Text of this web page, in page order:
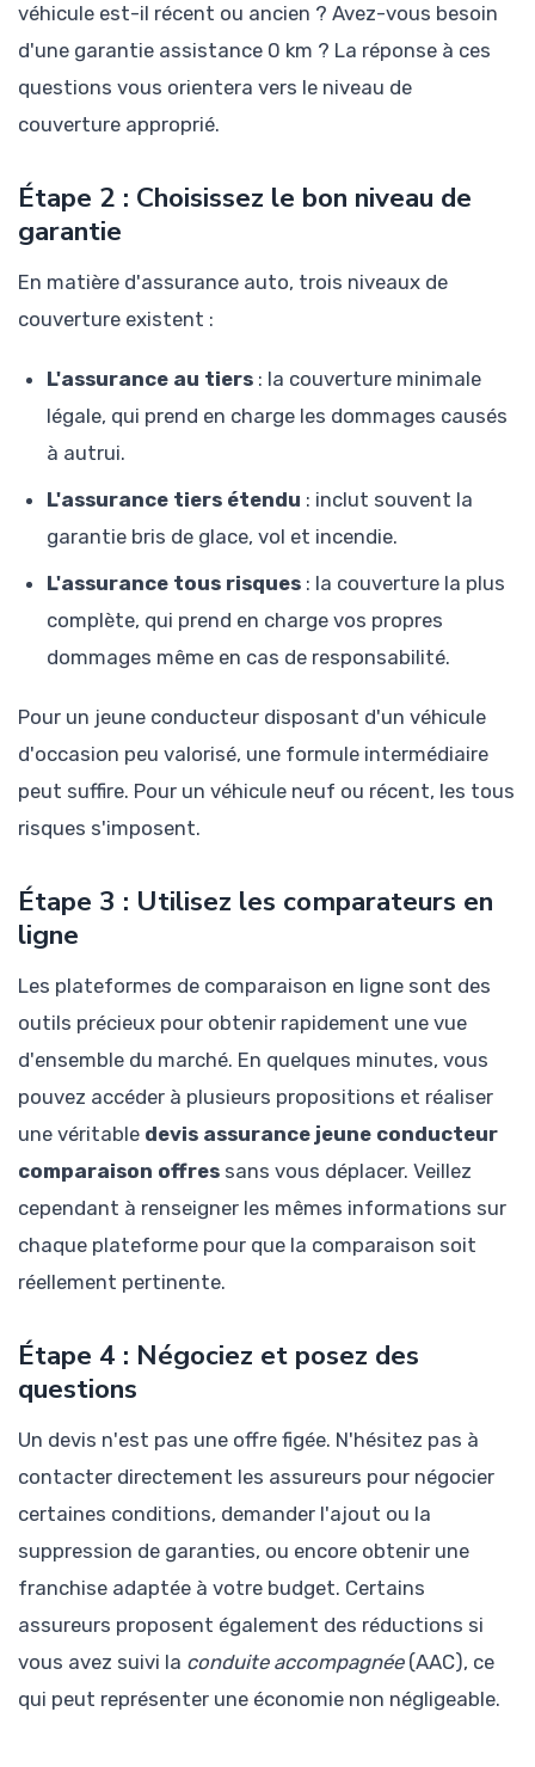
véhicule est-il récent ou ancien ? Avez-vous besoin
d'une garantie assistance 0 km ? La réponse à ces
questions vous orientera vers le niveau de
couverture approprié.
Étape 2 : Choisissez le bon niveau de
garantie
En matière d'assurance auto, trois niveaux de
couverture existent :
L'assurance au tiers : la couverture minimale
légale, qui prend en charge les dommages causés
à autrui.
L'assurance tiers étendu : inclut souvent la
garantie bris de glace, vol et incendie.
L'assurance tous risques : la couverture la plus
complète, qui prend en charge vos propres
dommages même en cas de responsabilité.
Pour un jeune conducteur disposant d'un véhicule
d'occasion peu valorisé, une formule intermédiaire
peut suffire. Pour un véhicule neuf ou récent, les tous
risques s'imposent.
Étape 3 : Utilisez les comparateurs en
ligne
Les plateformes de comparaison en ligne sont des
outils précieux pour obtenir rapidement une vue
d'ensemble du marché. En quelques minutes, vous
pouvez accéder à plusieurs propositions et réaliser
une véritable devis assurance jeune conducteur
comparaison offres sans vous déplacer. Veillez
cependant à renseigner les mêmes informations sur
chaque plateforme pour que la comparaison soit
réellement pertinente.
Étape 4 : Négociez et posez des
questions
Un devis n'est pas une offre figée. N'hésitez pas à
contacter directement les assureurs pour négocier
certaines conditions, demander l'ajout ou la
suppression de garanties, ou encore obtenir une
franchise adaptée à votre budget. Certains
assureurs proposent également des réductions si
vous avez suivi la conduite accompagnée(AAC), ce
qui peut représenter une économie non négligeable.